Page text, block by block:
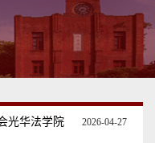
光华法学院 2026-04-27